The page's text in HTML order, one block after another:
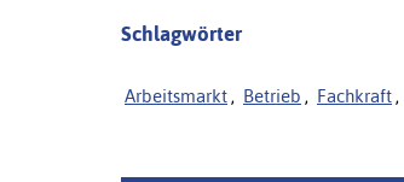
Schlagwörter
Arbeitsmarkt , Betrieb , Fachkraft ,